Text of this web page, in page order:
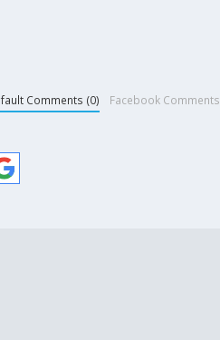
Comments (0) Facebook Comments